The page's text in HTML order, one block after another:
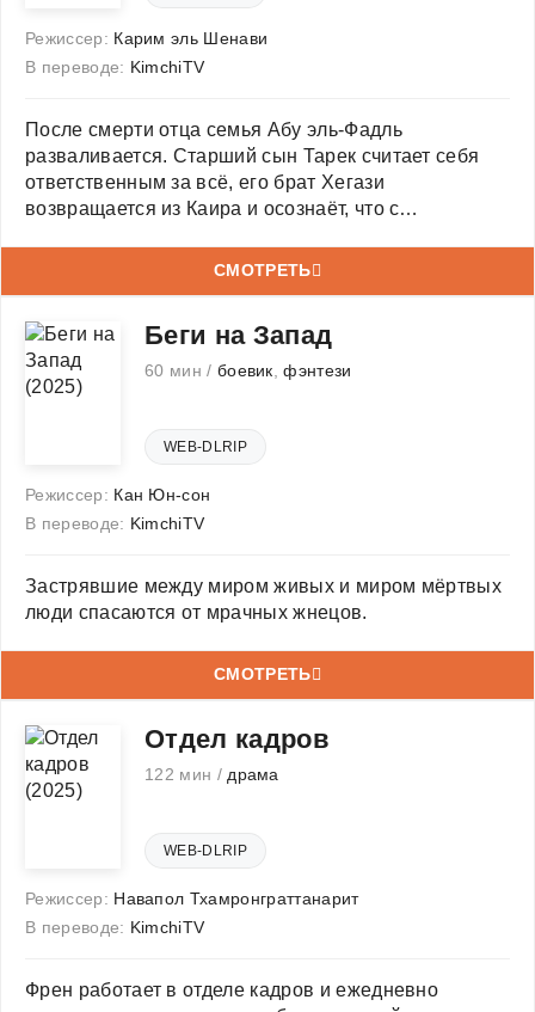
Режиссер: Карим эль Шенави
В переводе: KimchiTV
После смерти отца семья Абу эль-Фадль
разваливается. Старший сын Тарек считает себя
ответственным за всё, его брат Хегази
возвращается из Каира и осознаёт, что с
семьёй. К тому же появляется загадочный Самир
СМОТРЕТЬ
Беги на Запад
60 мин / боевик ,фэнтези
WEB-DLRIP
Режиссер: Кан Юн-сон
В переводе: KimchiTV
Застрявшие между миром живых и миром мёртвых
люди спасаются от мрачных жнецов.
СМОТРЕТЬ
Отдел кадров
122 мин / драма
WEB-DLRIP
Режиссер: Навапол Тхамронграттанарит
В переводе: KimchiTV
Френ работает в отделе кадров и ежедневно